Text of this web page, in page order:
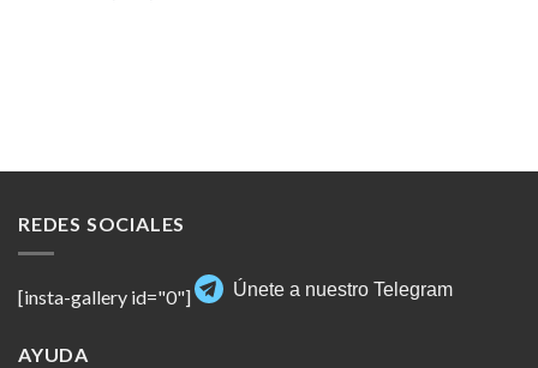
REDES SOCIALES
[insta-gallery id="0"] Únete a nuestro Telegram
AYUDA